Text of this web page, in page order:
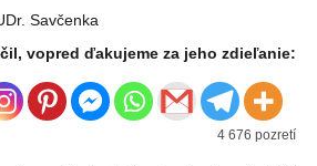
Savčenka
vopred ďakujeme za jeho zdieľanie:
4 676 pozretí